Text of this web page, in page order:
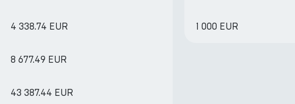
4 338.74 EUR
8 677.49 EUR
43 387.44 EUR
1 000 EUR